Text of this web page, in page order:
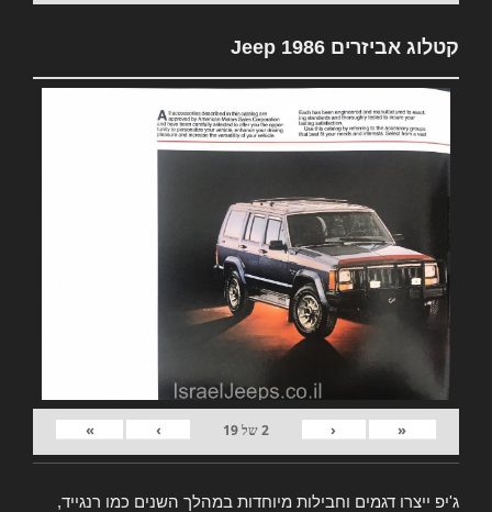
קטלוג אביזרים Jeep 1986
«
‹
2של19
›
»
ג'יפ ייצרו דגמים וחבילות מיוחדות במהלך השנים כמו רנגייד,